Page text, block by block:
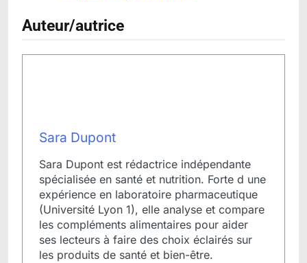
Auteur/autrice
Sara Dupont
Sara Dupont est rédactrice indépendante
spécialisée en santé et nutrition. Forte d une
expérience en laboratoire pharmaceutique
(Université Lyon 1), elle analyse et compare
les compléments alimentaires pour aider
ses lecteurs à faire des choix éclairés sur
les produits de santé et bien-être.